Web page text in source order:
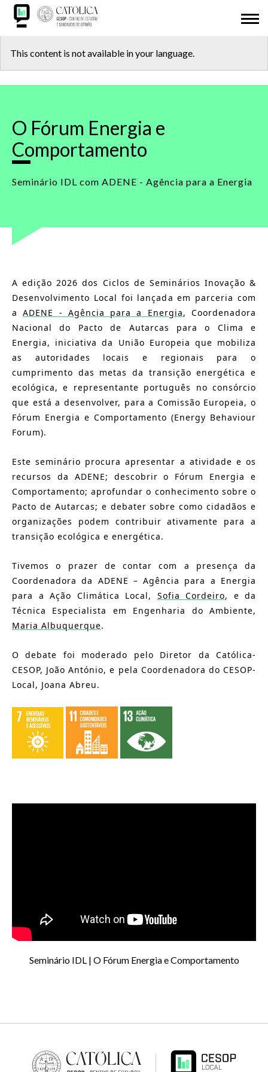
Skip
main
content
CESOP-LOCAL
IDL
ODD 2030
LOG IN
FR List
top
This content is not available in your language.
O Fórum Energia e
Comportamento
Seminário IDL com ADENE - Agência para a Energia
A edição 2026 dos Ciclos de Seminários Inovação &
Desenvolvimento Local foi lançada em parceria com
aADENE - Agência para a Energia, Coordenadora
Nacional do Pacto de Autarcas para o Clima e
Energia, iniciativa da União Europeia que mobiliza
as autoridades locais e regionais para o
cumprimento das metas da transição energética e
ecológica, e representante português no consórcio
que está a desenvolver, para a Comissão Europeia, o
Fórum Energia e Comportamento (Energy Behaviour
Forum).
Este seminário procura apresentar a atividade e os
recursos da ADENE; descobrir o Fórum Energia e
Comportamento; aprofundar o conhecimento sobre o
Pacto de Autarcas; e debater sobre como cidadãos e
organizações podem contribuir ativamente para a
transição ecológica e energética.
Tivemos o prazer de contar com a presença da
Coordenadora da ADENE – Agência para a Energia
para a Ação Climática Local, Sofia Cordeiro, e da
Técnica Especialista em Engenharia do Ambiente,
Maria Albuquerque.
O debate foi moderado pelo Diretor da Católica-
CESOP, João António, e pela Coordenadora do CESOP-
Local, Joana Abreu.
Seminário IDL | O Fórum Energia e Comportamento